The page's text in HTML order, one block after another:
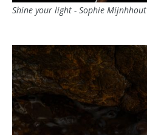
Shine your light - Sophie Mijnhhout